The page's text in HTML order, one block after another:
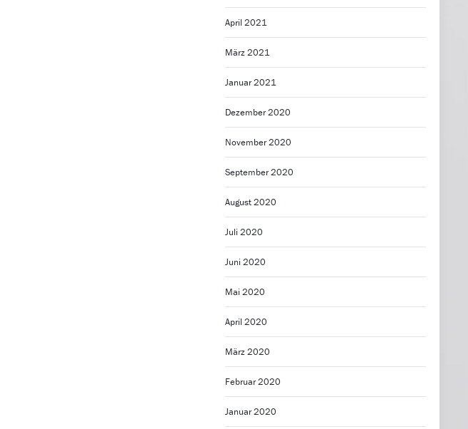
April 2021
März 2021
Januar 2021
Dezember 2020
November 2020
September 2020
August 2020
Juli 2020
Juni 2020
Mai 2020
April 2020
März 2020
Februar 2020
Januar 2020